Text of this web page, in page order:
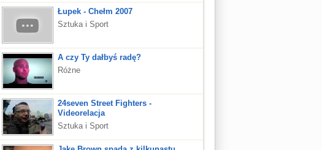
Łupek - Chełm 2007
Sztuka i Sport
A czy Ty dałbyś radę?
Różne
24seven Street Fighters -
Videorelacja
Sztuka i Sport